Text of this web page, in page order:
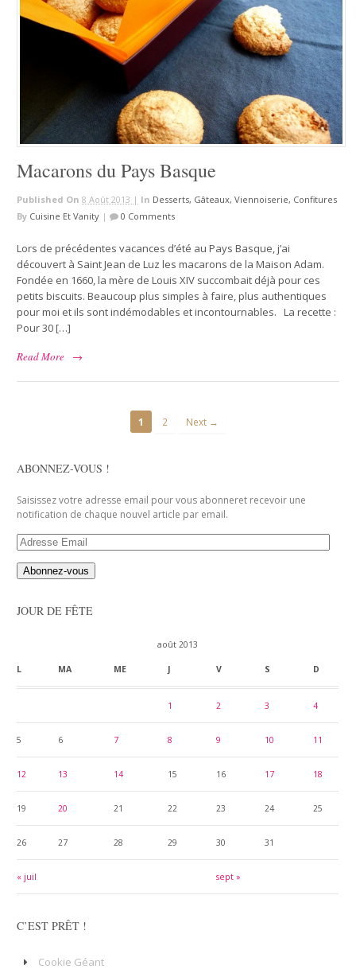
Macarons du Pays Basque
Published On8 Août 2013 | In Desserts, Gâteaux, Viennoiserie, Confitures
By Cuisine Et Vanity | 0 Comments
Lors de précédentes vacances d’été au Pays Basque, j’ai
découvert à Saint Jean de Luz les macarons de la Maison Adam.
Fondée en 1660, la mère de Louis XIV succombait déjà pour ces
petits biscuits. Beaucoup plus simples à faire, plus authentiques
pour moi et ils sont indémodables et incontournables. La recette :
Pour 30 […]
Read More
→
1 2 Next →
ABONNEZ-VOUS !
Saisissez votre adresse email pour vous abonneret recevoir une
notification de chaque nouvel article par email.
Adresse
JOUR DE FÊTE
août 2013
L MA ME J V S D
« juil sept »
1 2 3 4
5 6 7 8 9 10 11
12 13 14 15 16 17 18
19 20 21 22 23 24 25
26 27 28 29 30 31
C’EST PRÊT !
Cookie Géant